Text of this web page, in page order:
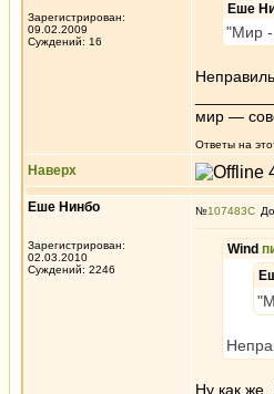
Зарегистрирован:
09.02.2009
Суждений: 16
Еше
"Мир -
мир —
Ответы на
Наверх
Еше Нинбо
Зарегистрирован:
02.03.2010
Суждений: 2246
№107483
Wind
Ну как же.